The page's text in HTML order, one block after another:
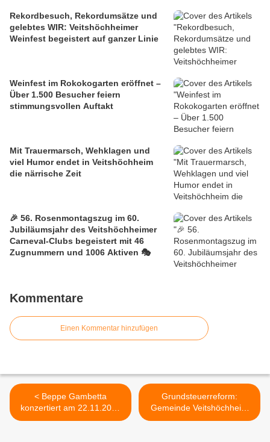
Rekordbesuch, Rekordumsätze und
gelebtes WIR: Veitshöchheimer
Weinfest begeistert auf ganzer Linie
Weinfest im Rokokogarten eröffnet –
Über 1.500 Besucher feiern
stimmungsvollen Auftakt
Mit Trauermarsch, Wehklagen und
viel Humor endet in Veitshöchheim
die närrische Zeit
🎉 56. Rosenmontagszug im 60.
Jubiläumsjahr des Veitshöchheimer
Carneval-Clubs begeistert mit 46
Zugnummern und 1006 Aktiven 🎭
Kommentare
Einen Kommentar hinzufügen
< Beppe Gambetta
konzertiert am 22.11.2024
im Veitshöchheimer
Grundsteuerreform:
Gemeinde Veitshöchheim
lässt die Hebesätze